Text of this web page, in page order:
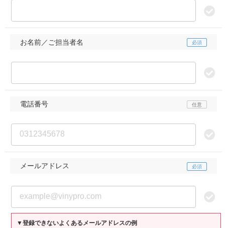
お名前／ご担当者名
電話番号
メールアドレス
▼登録できないよくあるメールアドレスの例